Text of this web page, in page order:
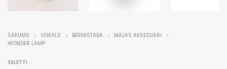
SĀKUMS VEIKALS BĒRNISTABA
MĀJAS AKSESUĀRI
WONDER LAMP
SELETTI